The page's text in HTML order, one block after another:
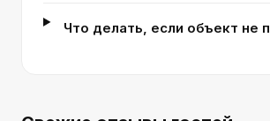
Что делать, если объект не